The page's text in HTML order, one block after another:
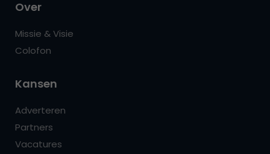
Over
Missie & Visie
Colofon
Kansen
Adverteren
Partners
Vacatures